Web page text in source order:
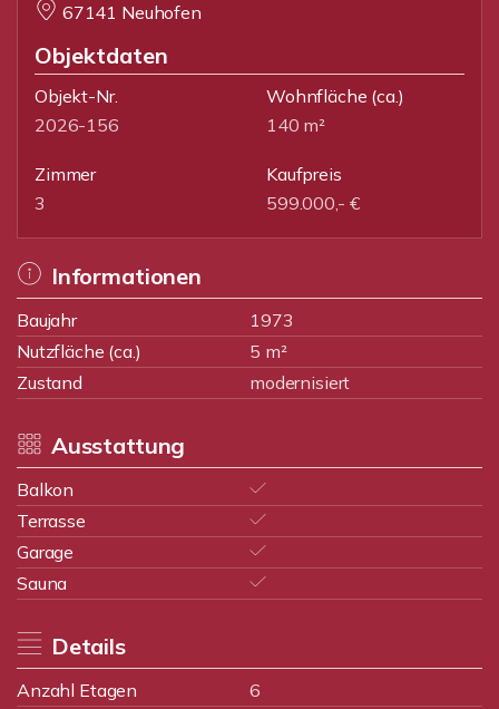
67141 Neuhofen
Objektdaten
Objekt-Nr.
2026-156
Wohnfläche (ca.)
140 m²
Zimmer
3
Kaufpreis
599.000,- €
Informationen
Baujahr
1973
Nutzfläche (ca.)
5 m²
Zustand
modernisiert
Ausstattung
Balkon
Terrasse
Garage
Sauna
Details
Anzahl Etagen
6